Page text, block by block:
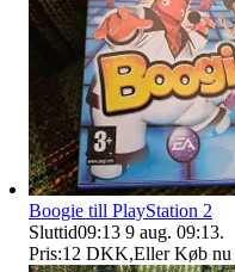
Boogie till PlayStation 2
Sluttid09:13 9 aug. 09:13.
Pris:12 DKK,Eller Køb nu